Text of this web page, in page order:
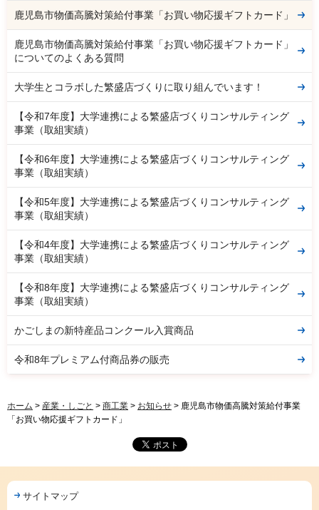
鹿児島市物価高騰対策給付事業「お買い物応援ギフトカード」
鹿児島市物価高騰対策給付事業「お買い物応援ギフトカード」
についてのよくある質問
大学生とコラボした繁盛店づくりに取り組んでいます！
【令和7年度】大学連携による繁盛店づくりコンサルティング
事業（取組実績）
【令和6年度】大学連携による繁盛店づくりコンサルティング
事業（取組実績）
【令和5年度】大学連携による繁盛店づくりコンサルティング
事業（取組実績）
【令和4年度】大学連携による繁盛店づくりコンサルティング
事業（取組実績）
【令和8年度】大学連携による繁盛店づくりコンサルティング
事業（取組実績）
かごしまの新特産品コンクール入賞商品
令和8年プレミアム付商品券の販売
ホーム > 産業・しごと > 商工業 > お知らせ > 鹿児島市物価高騰対策給付事業
「お買い物応援ギフトカード」
サイトマップ